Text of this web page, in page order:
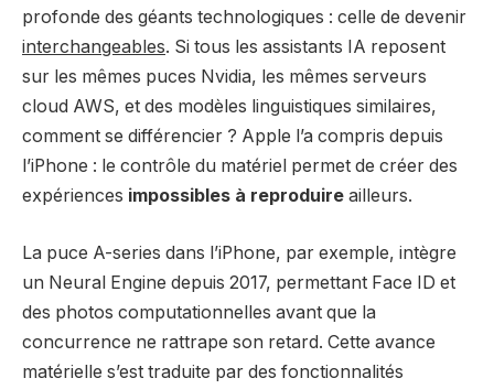
profonde des géants technologiques : celle de devenir
interchangeables. Si tous les assistants IA reposent
sur les mêmes puces Nvidia, les mêmes serveurs
cloud AWS, et des modèles linguistiques similaires,
comment se différencier ? Apple l’a compris depuis
l’iPhone : le contrôle du matériel permet de créer des
expériences impossibles à reproduire ailleurs.
La puce A-series dans l’iPhone, par exemple, intègre
un Neural Engine depuis 2017, permettant Face ID et
des photos computationnelles avant que la
concurrence ne rattrape son retard. Cette avance
matérielle s’est traduite par des fonctionnalités